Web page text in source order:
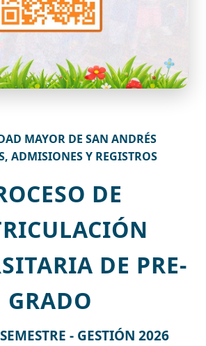
MAYOR DE SAN ANDRÉS
ADMISIONES Y REGISTROS
DE
DE PRE-
GRADO
- GESTIÓN 2026